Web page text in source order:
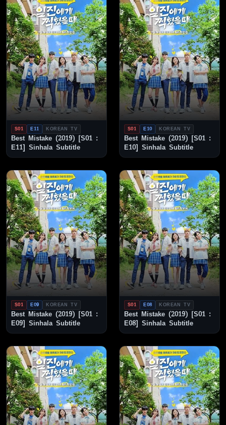
S01 E11 KOREAN TV
Best Mistake (2019) [S01 :
E11] Sinhala Subtitle
S01 E10 KOREAN TV
Best Mistake (2019) [S01 :
E10] Sinhala Subtitle
S01 E09 KOREAN TV
Best Mistake (2019) [S01 :
E09] Sinhala Subtitle
S01 E08 KOREAN TV
Best Mistake (2019) [S01 :
E08] Sinhala Subtitle